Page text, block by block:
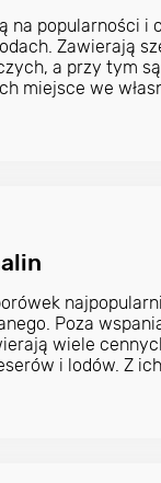
na popularności i
Zawierają
a przy tym
miejsce we
Poza
wiele
i lodów. Z